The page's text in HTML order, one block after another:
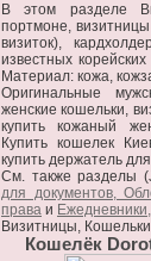
В этом разделе
портмоне,
визиток),
известных
Материал: кожа,
Оригинальные
женские кошельки,
купить кожаный
Купить кошелек
купить держатель
См. также разделы
для документов,
права и
Визитницы, Кошельки
Кошелёк